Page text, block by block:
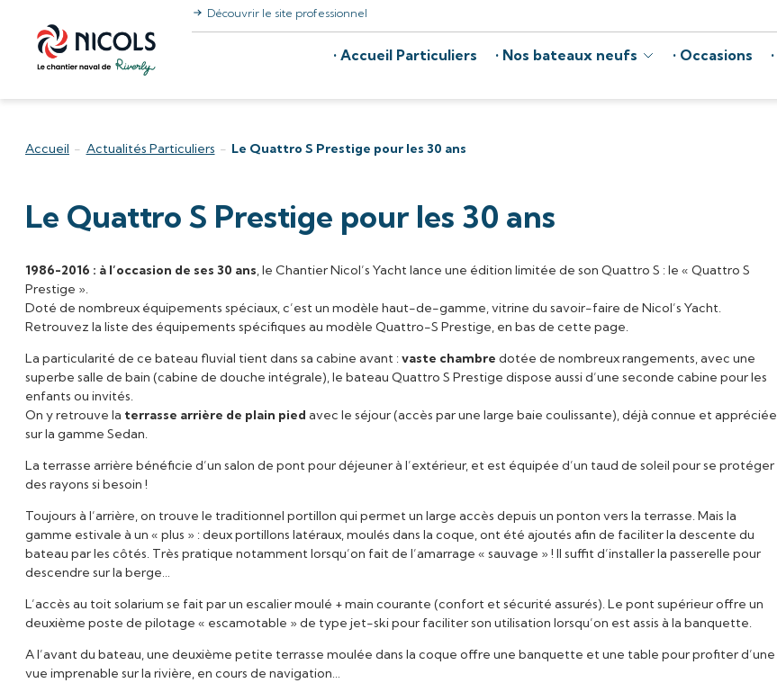
Découvrir le site professionnel
Accueil Particuliers Nos bateaux neufs Occasions
Accueil - Actualités Particuliers - Le Quattro S Prestige pour les 30 ans
Le Quattro S Prestige pour les 30 ans
1986-2016 : à l’occasion de ses 30 ans, le Chantier Nicol’s Yacht lance une édition limitée de son Quattro S : le « Quattro S
Prestige ».
Doté de nombreux équipements spéciaux, c’est un modèle haut-de-gamme, vitrine du savoir-faire de Nicol’s Yacht.
Retrouvez la liste des équipements spécifiques au modèle Quattro-S Prestige, en bas de cette page.
La particularité de ce bateau fluvial tient dans sa cabine avant : vaste chambre dotée de nombreux rangements, avec une
superbe salle de bain (cabine de douche intégrale), le bateau Quattro S Prestige dispose aussi d’une seconde cabine pour les
enfants ou invités.
On y retrouve la terrasse arrière de plain pied avec le séjour (accès par une large baie coulissante), déjà connue et appréciée
sur la gamme Sedan.
La terrasse arrière bénéficie d’un salon de pont pour déjeuner à l’extérieur, et est équipée d’un taud de soleil pour se protéger
des rayons si besoin !
Toujours à l’arrière, on trouve le traditionnel portillon qui permet un large accès depuis un ponton vers la terrasse. Mais la
gamme estivale à un « plus » : deux portillons latéraux, moulés dans la coque, ont été ajoutés afin de faciliter la descente du
bateau par les côtés. Très pratique notamment lorsqu’on fait de l’amarrage « sauvage » ! Il suffit d’installer la passerelle pour
descendre sur la berge…
L’accès au toit solarium se fait par un escalier moulé + main courante (confort et sécurité assurés). Le pont supérieur offre un
deuxième poste de pilotage « escamotable » de type jet-ski pour faciliter son utilisation lorsqu’on est assis à la banquette.
A l’avant du bateau, une deuxième petite terrasse moulée dans la coque offre une banquette et une table pour profiter d’une
vue imprenable sur la rivière, en cours de navigation…